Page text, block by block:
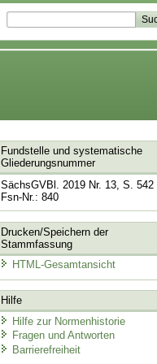
Fundstelle und systematische
Gliederungsnummer
SächsGVBl. 2019 Nr. 13, S. 542
Fsn-Nr.: 840
Drucken/Speichern der
Stammfassung
HTML-Gesamtansicht
Hilfe
Hilfe zur Normenhistorie
Fragen und Antworten
Barrierefreiheit